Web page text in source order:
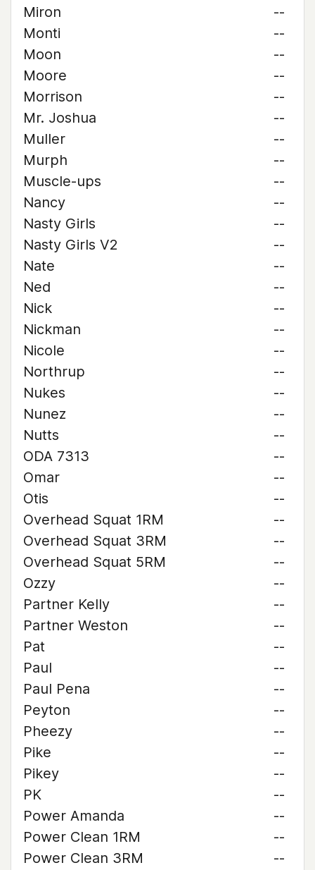
Miron
--
Monti
--
Moon
--
Moore
--
Morrison
--
Mr. Joshua
--
Muller
--
Murph
--
Muscle-ups
--
Nancy
--
Nasty Girls
--
Nasty Girls V2
--
Nate
--
Ned
--
Nick
--
Nickman
--
Nicole
--
Northrup
--
Nukes
--
Nunez
--
Nutts
--
ODA 7313
--
Omar
--
Otis
--
Overhead Squat 1RM
--
Overhead Squat 3RM
--
Overhead Squat 5RM
--
Ozzy
--
Partner Kelly
--
Partner Weston
--
Pat
--
Paul
--
Paul Pena
--
Peyton
--
Pheezy
--
Pike
--
Pikey
--
PK
--
Power Amanda
--
Power Clean 1RM
--
Power Clean 3RM
--